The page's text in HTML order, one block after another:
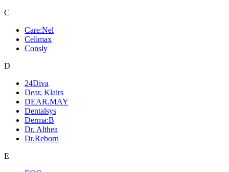
C
Care:Nel
Celimax
Consly
D
24Diva
Dear, Klairs
DEAR.MAY
Dentalsys
Derma:B
Dr. Althea
Dr.Reborn
E